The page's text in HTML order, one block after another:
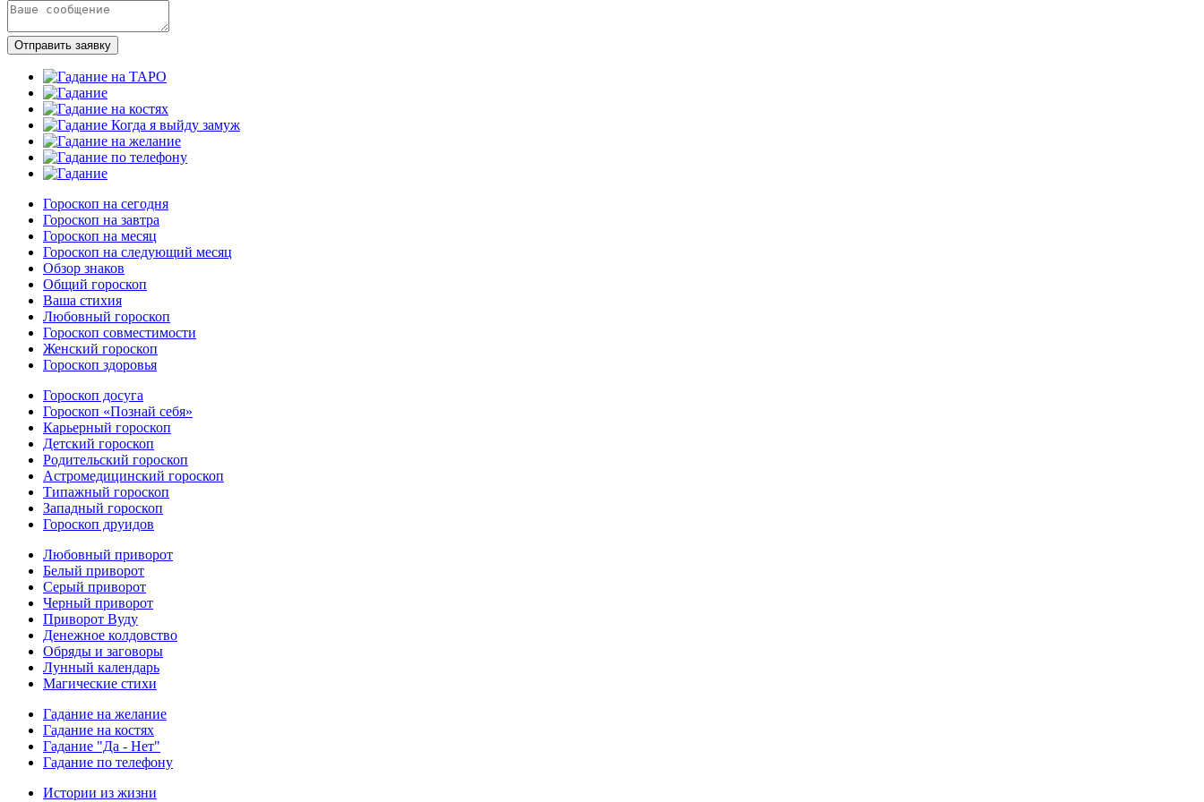
Отправить заявку
Гороскоп на сегодня
Гороскоп на завтра
Гороскоп на месяц
Гороскоп на следующий месяц
Обзор знаков
Общий гороскоп
Ваша стихия
Любовный гороскоп
Гороскоп совместимости
Женский гороскоп
Гороскоп здоровья
Гороскоп досуга
Гороскоп «Познай себя»
Карьерный гороскоп
Детский гороскоп
Родительский гороскоп
Астромедицинский гороскоп
Типажный гороскоп
Западный гороскоп
Гороскоп друидов
Любовный приворот
Белый приворот
Серый приворот
Черный приворот
Приворот Вуду
Денежное колдовство
Обряды и заговоры
Лунный календарь
Магические стихи
Гадание на желание
Гадание на костях
Гадание "Да - Нет"
Гадание по телефону
Истории из жизни